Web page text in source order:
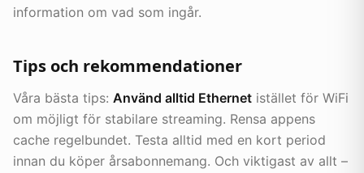
information om vad som ingår.
Tips och rekommendationer
Våra bästa tips: Använd alltid Ethernet istället för WiFi
om möjligt för stabilare streaming. Rensa appens
cache regelbundet. Testa alltid med en kort period
innan du köper årsabonnemang. Och viktigast av allt –